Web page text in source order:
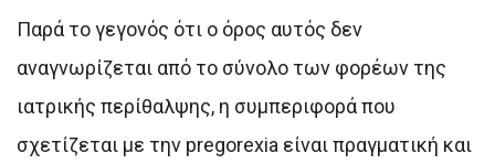
Παρά το γεγονός ότι ο όρος αυτός δεν
αναγνωρίζεται από το σύνολο των φορέων της
ιατρικής περίθαλψης, η συμπεριφορά που
σχετίζεται με την pregorexia είναι πραγματική και